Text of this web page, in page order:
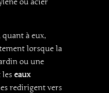
quant à eux,
lorsque la
ou une
les eaux
redirigent vers